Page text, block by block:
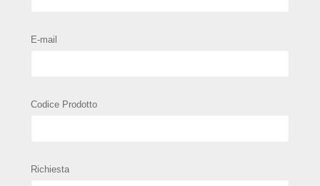
E-mail
Codice Prodotto
Richiesta